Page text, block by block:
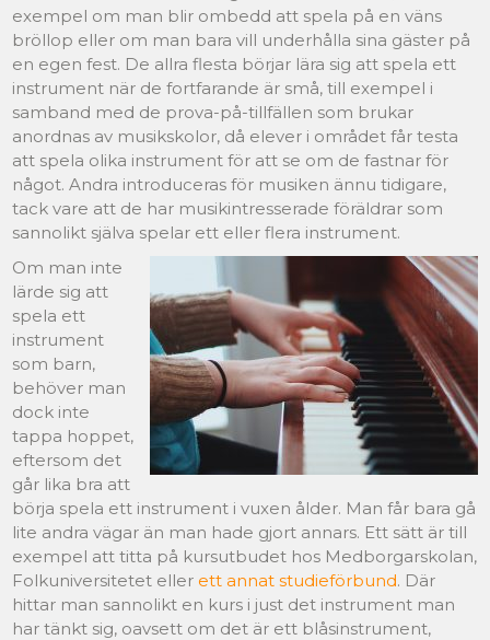
exempel om man blir ombedd att spela på en väns
bröllop eller om man bara vill underhålla sina gäster på
en egen fest. De allra flesta börjar lära sig att spela ett
instrument när de fortfarande är små, till exempel i
samband med de prova-på-tillfällen som brukar
anordnas av musikskolor, då elever i området får testa
att spela olika instrument för att se om de fastnar för
något. Andra introduceras för musiken ännu tidigare,
tack vare att de har musikintresserade föräldrar som
sannolikt själva spelar ett eller flera instrument.
Om man inte
lärde sig att
spela ett
instrument
som barn,
behöver man
dock inte
tappa hoppet,
eftersom det
går lika bra att
börja spela ett instrument i vuxen ålder. Man får bara gå
lite andra vägar än man hade gjort annars. Ett sätt är till
exempel att titta på kursutbudet hos Medborgarskolan,
Folkuniversitetet eller ett annat studieförbund. Där
hittar man sannolikt en kurs i just det instrument man
har tänkt sig, oavsett om det är ett blåsinstrument,